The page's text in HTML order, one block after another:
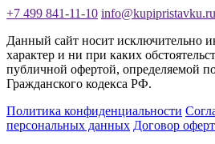
+7 499 841-11-10 info@kupipristavku.ru
Данный сайт носит исключительно
характер и ни при каких
публичной офертой, определяемой
Гражданского кодекса РФ.
Политика конфиденциальности
персональных данных Договор